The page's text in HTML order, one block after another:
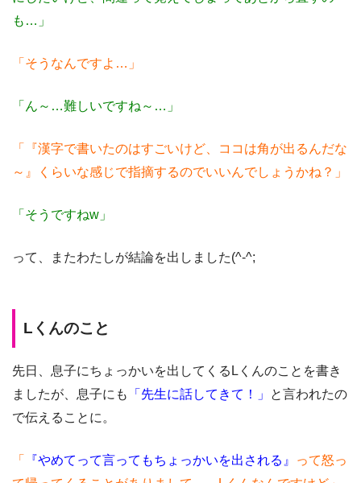
も…」
「そうなんですよ…」
「ん～…難しいですね～…」
「『漢字で書いたのはすごいけど、ココは角が出るんだな
～』くらいな感じで指摘するのでいいんでしょうかね？」
「そうですねw」
って、またわたしが結論を出しました(^-^;
Lくんのこと
先日、息子にちょっかいを出してくるLくんのことを書き
ましたが、息子にも
「 先生に話してきて！」
と言われたの
で伝えることに。
「 『やめてって言ってもちょっかいを出される』
って怒っ